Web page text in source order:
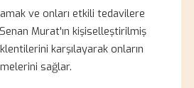
da çözümler sunmaktayız. Dr.
(dolgu, botoks, gıdı estetiği) ve
fonksiyonel ve estetik açıdan
sağlamaktadır.